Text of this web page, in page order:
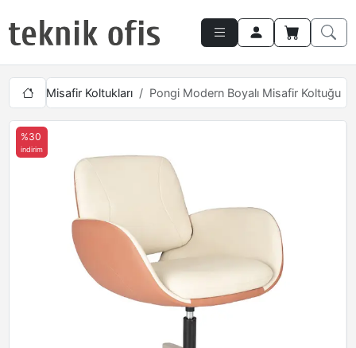
Yönetici Misafir Koltukları Pongi Modern Boyalı Misafir Koltuğu
%30
indirim